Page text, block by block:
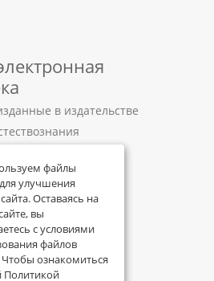
в издательстве
данных
файлы
улучшения
Оставаясь на
вы
с условиями
файлов
ознакомиться
Политикой